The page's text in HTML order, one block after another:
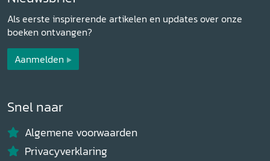
Als eerste inspirerende artikelen en updates over onze
boeken ontvangen?
Aanmelden
Snel naar
Algemene voorwaarden
Privacyverklaring